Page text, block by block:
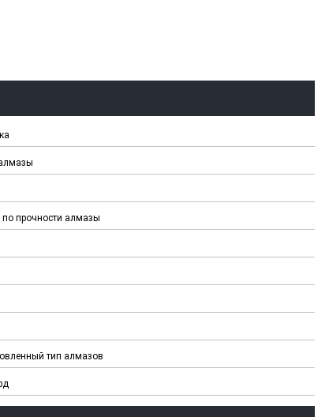
прочности алмазы
тип алмазов